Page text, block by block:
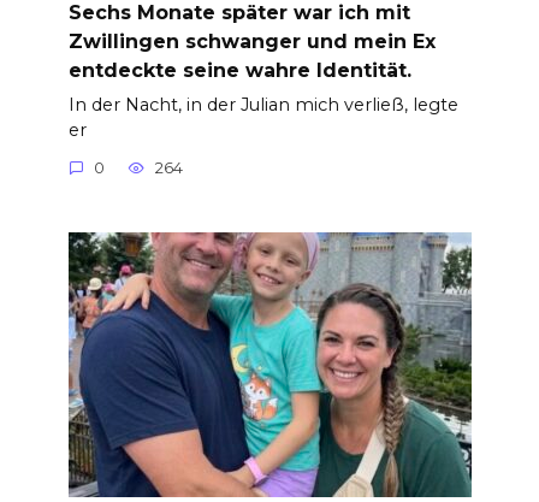
Sechs Monate später war ich mit
Zwillingen schwanger und mein Ex
entdeckte seine wahre Identität.
In der Nacht, in der Julian mich verließ, legte
er
0 264